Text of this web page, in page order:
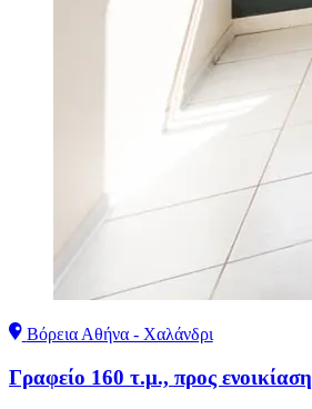
Βόρεια Αθήνα - Χαλάνδρι
Γραφείο 160 τ.μ., προς ενοικίαση